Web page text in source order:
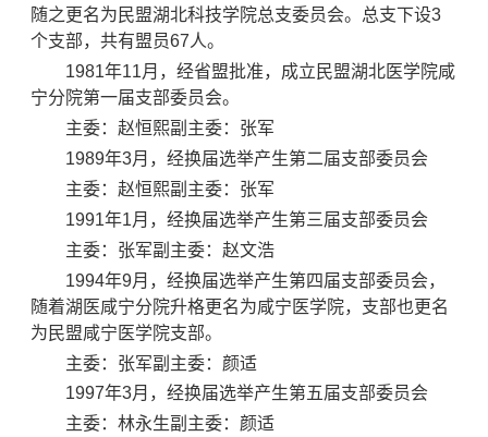
随之更名为民盟湖北科技学院总支委员会。总支下设3
个支部，共有盟员67人。
1981年11月，经省盟批准，成立民盟湖北医学院咸
宁分院第一届支部委员会。
主委：赵恒熙副主委：张军
1989年3月，经换届选举产生第二届支部委员会
主委：赵恒熙副主委：张军
1991年1月，经换届选举产生第三届支部委员会
主委：张军副主委：赵文浩
1994年9月，经换届选举产生第四届支部委员会，
随着湖医咸宁分院升格更名为咸宁医学院，支部也更名
为民盟咸宁医学院支部。
主委：张军副主委：颜适
1997年3月，经换届选举产生第五届支部委员会
主委：林永生副主委：颜适